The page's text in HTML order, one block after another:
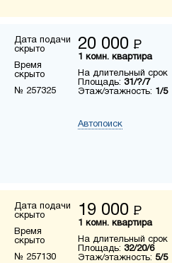
Дата подачи
скрыто
Время
скрыто
№ 257325
20 000 Р
1 комн. квартира
На длительный срок
Площадь: 31/?/7
Этаж/этажность: 1/5
Автопоиск
Дата подачи
скрыто
Время
скрыто
№ 257130
19 000 Р
1 комн. квартира
На длительный срок
Площадь: 32/20/6
Этаж/этажность: 5/5